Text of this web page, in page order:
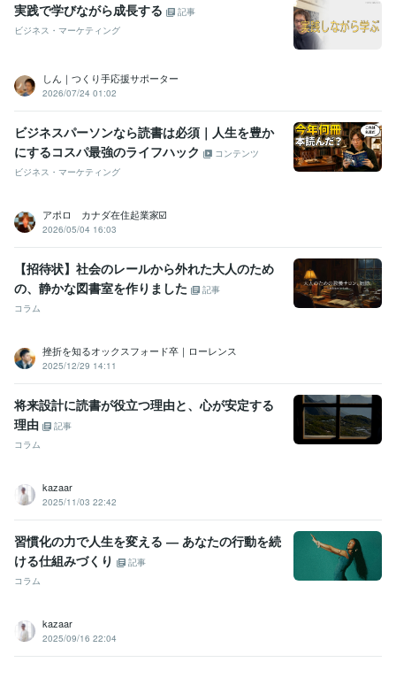
実践で学びながら成長する
記事
ビジネス・マーケティング
しん｜つくり手応援サポーター
2026/07/24 01:02
ビジネスパーソンなら読書は必須｜人生を豊か
にするコスパ最強のライフハック
コンテンツ
ビジネス・マーケティング
アポロ カナダ在住起業家☑️
2026/05/04 16:03
【招待状】社会のレールから外れた大人のため
の、静かな図書室を作りました
記事
コラム
挫折を知るオックスフォード卒｜ローレンス
2025/12/29 14:11
将来設計に読書が役立つ理由と、心が安定する
理由
記事
コラム
kazaar
2025/11/03 22:42
習慣化の力で人生を変える ― あなたの行動を続
ける仕組みづくり
記事
コラム
kazaar
2025/09/16 22:04